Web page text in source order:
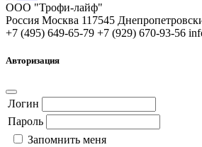
ООО "Трофи-лайф"
Россия Москва 117545
+7 (495) 649-65-79 +7 (929) 670-93-56
Авторизация
Логин
Пароль
Запомнить меня